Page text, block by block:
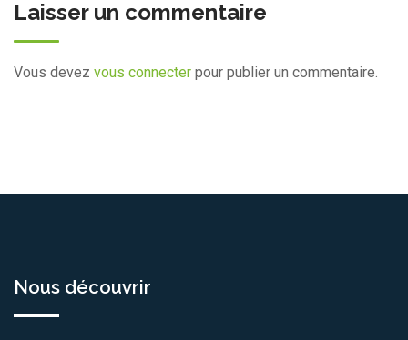
Laisser un commentaire
Vous devez vous connecter pour publier un commentaire.
Nous découvrir